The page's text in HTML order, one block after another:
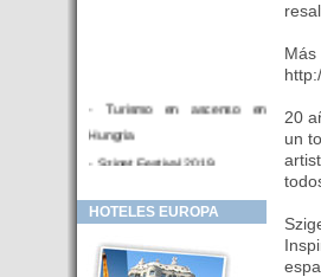
- Turismo en ascenso en
Hungria
- Sziget Festival 2019
Hotel en venta en zona PRIME
- Inversor para hotel
HOTELES EUROPA
20
un